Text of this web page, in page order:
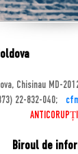
Chisinau MD-
22-832-040;
Biroul de